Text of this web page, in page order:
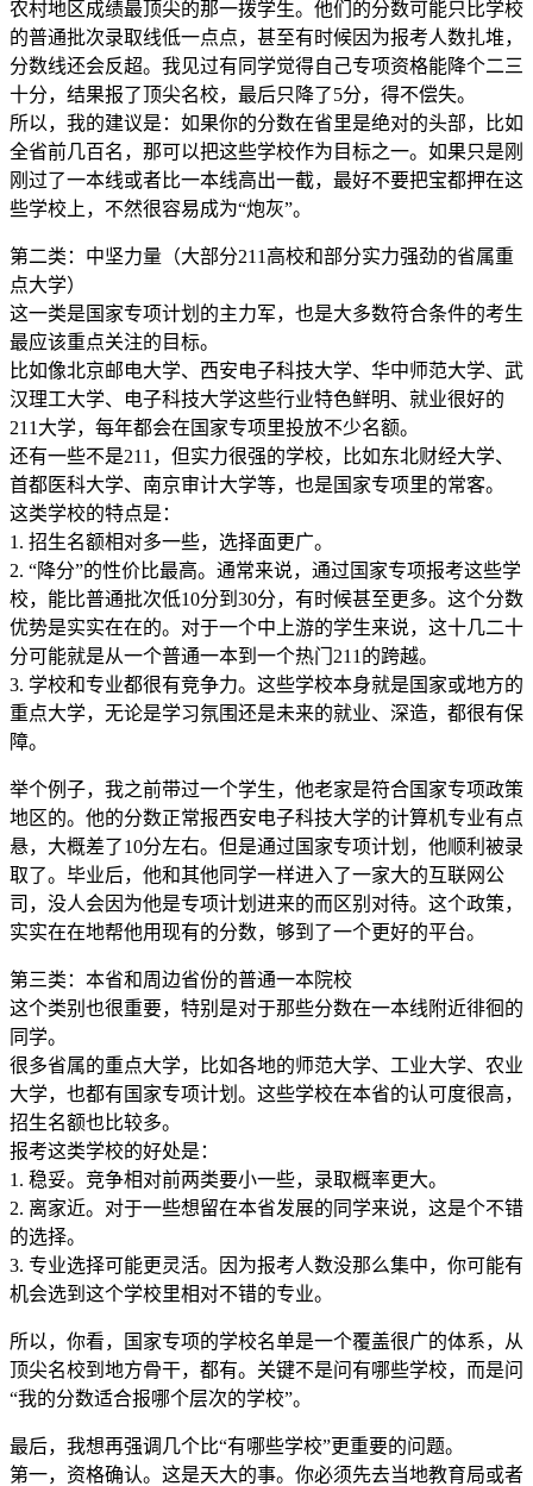
农村地区成绩最顶尖的那一拨学生。他们的分数可能只比学校
的普通批次录取线低一点点，甚至有时候因为报考人数扎堆，
分数线还会反超。我见过有同学觉得自己专项资格能降个二三
十分，结果报了顶尖名校，最后只降了5分，得不偿失。
所以，我的建议是：如果你的分数在省里是绝对的头部，比如
全省前几百名，那可以把这些学校作为目标之一。如果只是刚
刚过了一本线或者比一本线高出一截，最好不要把宝都押在这
些学校上，不然很容易成为“炮灰”。
第二类：中坚力量（大部分211高校和部分实力强劲的省属重
点大学）
这一类是国家专项计划的主力军，也是大多数符合条件的考生
最应该重点关注的目标。
比如像北京邮电大学、西安电子科技大学、华中师范大学、武
汉理工大学、电子科技大学这些行业特色鲜明、就业很好的
211大学，每年都会在国家专项里投放不少名额。
还有一些不是211，但实力很强的学校，比如东北财经大学、
首都医科大学、南京审计大学等，也是国家专项里的常客。
这类学校的特点是：
1. 招生名额相对多一些，选择面更广。
2. “降分”的性价比最高。通常来说，通过国家专项报考这些学
校，能比普通批次低10分到30分，有时候甚至更多。这个分数
优势是实实在在的。对于一个中上游的学生来说，这十几二十
分可能就是从一个普通一本到一个热门211的跨越。
3. 学校和专业都很有竞争力。这些学校本身就是国家或地方的
重点大学，无论是学习氛围还是未来的就业、深造，都很有保
障。
举个例子，我之前带过一个学生，他老家是符合国家专项政策
地区的。他的分数正常报西安电子科技大学的计算机专业有点
悬，大概差了10分左右。但是通过国家专项计划，他顺利被录
取了。毕业后，他和其他同学一样进入了一家大的互联网公
司，没人会因为他是专项计划进来的而区别对待。这个政策，
实实在在地帮他用现有的分数，够到了一个更好的平台。
第三类：本省和周边省份的普通一本院校
这个类别也很重要，特别是对于那些分数在一本线附近徘徊的
同学。
很多省属的重点大学，比如各地的师范大学、工业大学、农业
大学，也都有国家专项计划。这些学校在本省的认可度很高，
招生名额也比较多。
报考这类学校的好处是：
1. 稳妥。竞争相对前两类要小一些，录取概率更大。
2. 离家近。对于一些想留在本省发展的同学来说，这是个不错
的选择。
3. 专业选择可能更灵活。因为报考人数没那么集中，你可能有
机会选到这个学校里相对不错的专业。
所以，你看，国家专项的学校名单是一个覆盖很广的体系，从
顶尖名校到地方骨干，都有。关键不是问有哪些学校，而是问
“我的分数适合报哪个层次的学校”。
最后，我想再强调几个比“有哪些学校”更重要的问题。
第一，资格确认。这是天大的事。你必须先去当地教育局或者